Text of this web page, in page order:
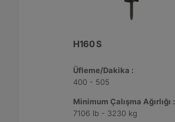
H160 S
Üfleme/Dakika :
400 - 505
Minimum Çalışma Ağırlığı :
7106 lb - 3230 kg